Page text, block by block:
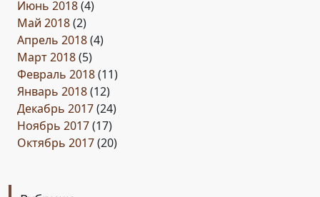
Июнь 2018(4)
Май 2018(2)
Апрель 2018(4)
Март 2018(5)
Февраль 2018(11)
Январь 2018(12)
Декабрь 2017(24)
Ноябрь 2017(17)
Октябрь 2017(20)